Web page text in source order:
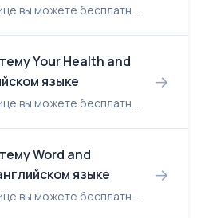
На этой странице вы можете бесплатно читать реферат на английском языке: ZOO. ZOO INTRODUCTION We humans have had a long association with wild animals. For all but the last fe...
Your Health and
языке
На этой странице вы можете бесплатно читать реферат на английском языке: Your Health and You. Your Health and You Perhaps everyone has ever asked himself a question: 'Is my lifest...
→
Word and
языке
На этой странице вы можете бесплатно читать реферат на английском языке: Word and Meaning. Word and Meaning The word may be described as the basic unit of language. Uniting meaning ...
→